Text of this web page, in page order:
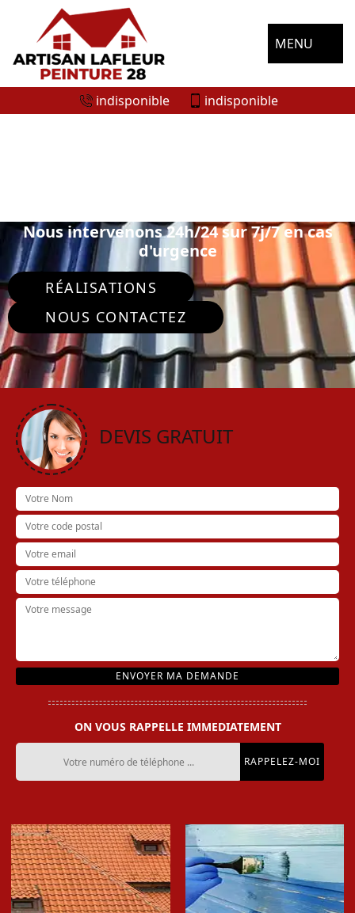
MENU
indisponible indisponible
Nous intervenons 24h/24 sur 7j/7 en cas
d'urgence
RÉALISATIONS
NOUS CONTACTEZ
DEVIS GRATUIT
ON VOUS RAPPELLE IMMEDIATEMENT